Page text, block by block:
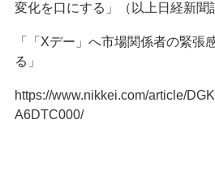
変化を口にする」（以上日経新聞
「「Xデー」へ市場関係者の緊張
る」
https://www.nikkei.com/article/
A6DTC000/